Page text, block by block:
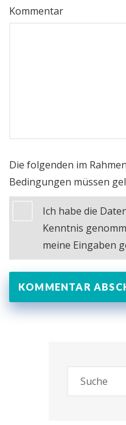
Kommentar
Die folgenden im
Bedingungen müssen
Ich habe die
Kenntnis
meine Eingaben